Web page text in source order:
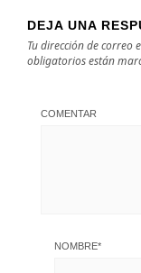
DEJA UNA
Tu dirección de correo
obligatorios están
COMENTAR
NOMBRE*